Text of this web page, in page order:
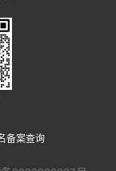
备案查询